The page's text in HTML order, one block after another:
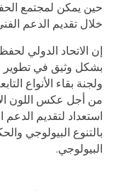
حين يمكن لمجتمع
خلال تقديم الدعم
إن الاتحاد الدولي
بشكل وثيق في تطوير
ولجنة بقاء الأنواع
من أجل عكس اللون
استعداد لتقديم الدعم
بالتنوع البيولوجي
البيولوجي.